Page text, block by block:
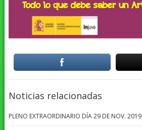
Noticias relacionadas
PLENO EXTRAORDINARIO DÍA 29 DE NOV. 2019